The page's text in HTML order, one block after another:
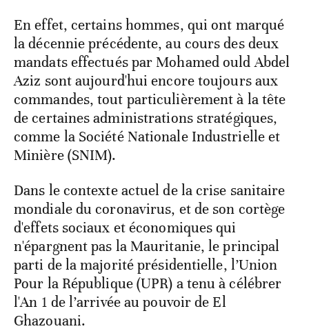
En effet, certains hommes, qui ont marqué
la décennie précédente, au cours des deux
mandats effectués par Mohamed ould Abdel
Aziz sont aujourd'hui encore toujours aux
commandes, tout particulièrement à la tête
de certaines administrations stratégiques,
comme la Société Nationale Industrielle et
Minière (SNIM).
Dans le contexte actuel de la crise sanitaire
mondiale du coronavirus, et de son cortège
d'effets sociaux et économiques qui
n'épargnent pas la Mauritanie, le principal
parti de la majorité présidentielle, l’Union
Pour la République (UPR) a tenu à célébrer
l'An 1 de l’arrivée au pouvoir de El
Ghazouani.